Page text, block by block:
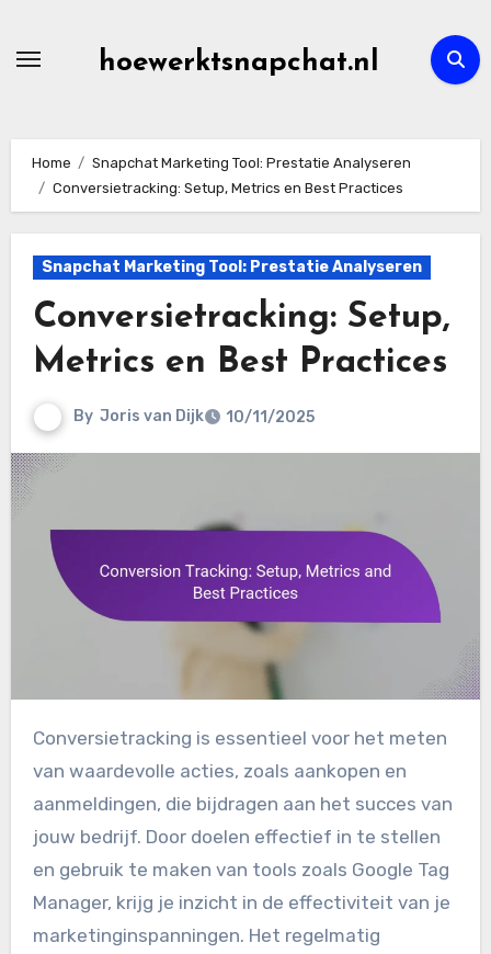
hoewerktsnapchat.nl
Home
Snapchat Marketing Tool: Prestatie Analyseren
Conversietracking: Setup, Metrics en Best Practices
Snapchat Marketing Tool: Prestatie Analyseren
Conversietracking: Setup,
Metrics en Best Practices
By Joris van Dijk 10/11/2025
Conversietracking is essentieel voor het meten
van waardevolle acties, zoals aankopen en
aanmeldingen, die bijdragen aan het succes van
jouw bedrijf. Door doelen effectief in te stellen
en gebruik te maken van tools zoals Google Tag
Manager, krijg je inzicht in de effectiviteit van je
marketinginspanningen. Het regelmatig